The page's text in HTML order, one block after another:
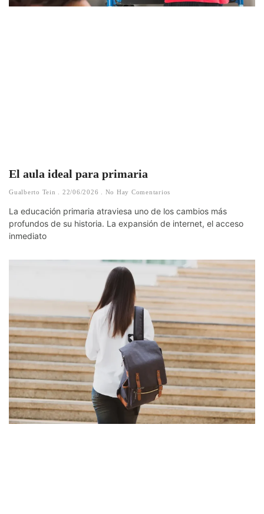
El aula ideal para primaria
Gualberto Tein 22/06/2026 No Hay Comentarios
La educación primaria atraviesa uno de los cambios más
profundos de su historia. La expansión de internet, el acceso
inmediato